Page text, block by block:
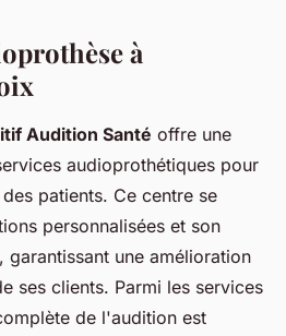
à
Audition Santé offre une
audioprothétiques pour
patients. Ce centre se
personnalisées et son
garantissant une amélioration
ses clients. Parmi les services
de l'audition est